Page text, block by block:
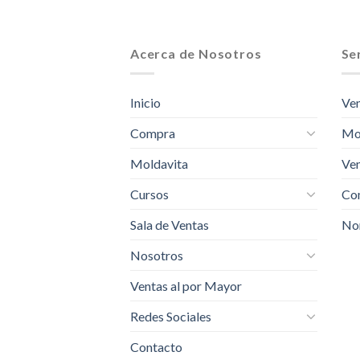
Acerca de Nosotros
Inicio
Compra
Moldavita
Cursos
Sala de Ventas
Nosotros
Ventas al por Mayor
Redes Sociales
Contacto